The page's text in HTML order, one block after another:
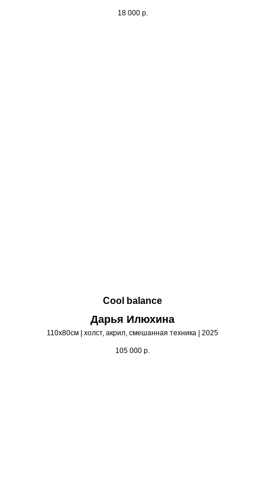
18 000 р.
Cool balance
Дарья Илюхина
110х80см | холст, акрил, смешанная техника | 2025
105 000 р.